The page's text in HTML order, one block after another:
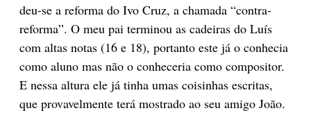
deu-se a reforma do Ivo Cruz, a chamada “contra-
reforma”. O meu pai terminou as cadeiras do Luís
com altas notas (16 e 18), portanto este já o conhecia
como aluno mas não o conheceria como compositor.
E nessa altura ele já tinha umas coisinhas escritas,
que provavelmente terá mostrado ao seu amigo João.